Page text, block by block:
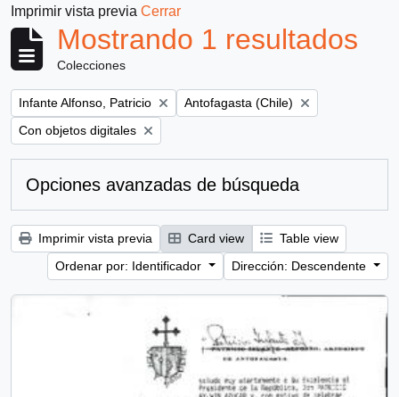
Imprimir vista previa Cerrar
Mostrando 1 resultados
Colecciones
Remove filter:
Infante Alfonso, Patricio Remove filter:
Antofagasta (Chile)
Remove filter:
Con objetos digitales
Opciones avanzadas de búsqueda
Imprimir vista previa Card view
Table view
Ordenar por: Identificador
Dirección: Descendente